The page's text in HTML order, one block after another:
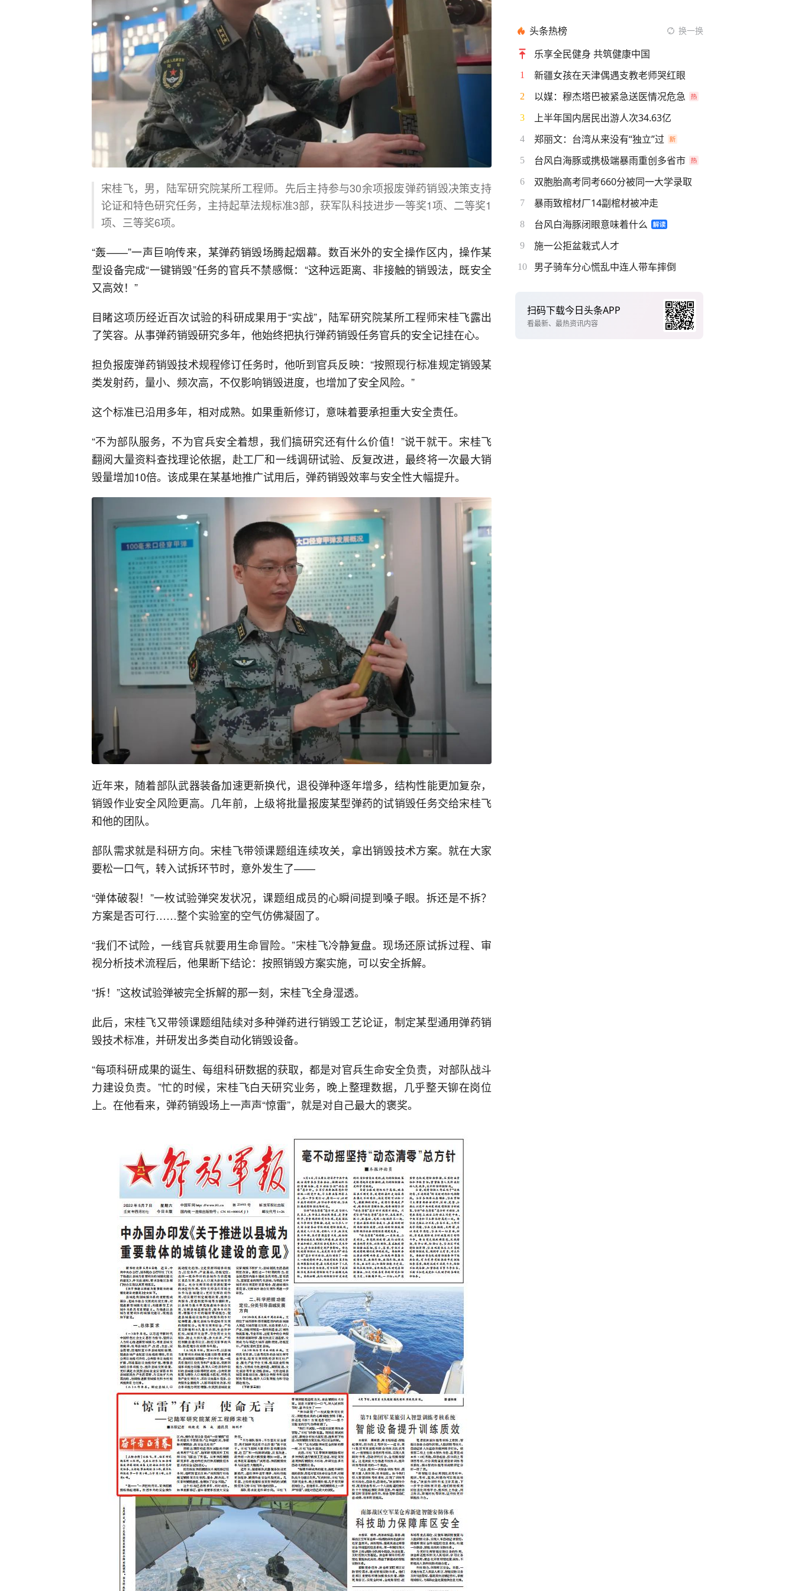
宋桂飞，男，陆军研究院某所工程师。先后主持参与30余项报废弹药销毁决策支持
论证和特色研究任务，主持起草法规标准3部，获军队科技进步一等奖1项、二等奖1
项、三等奖6项。
“轰——”一声巨响传来，某弹药销毁场腾起烟幕。数百米外的安全操作区内，操作某
型设备完成“一键销毁”任务的官兵不禁感慨：“这种远距离、非接触的销毁法，既安全
又高效！”
目睹这项历经近百次试验的科研成果用于“实战”，陆军研究院某所工程师宋桂飞露出
了笑容。从事弹药销毁研究多年，他始终把执行弹药销毁任务官兵的安全记挂在心。
担负报废弹药销毁技术规程修订任务时，他听到官兵反映：“按照现行标准规定销毁某
类发射药，量小、频次高，不仅影响销毁进度，也增加了安全风险。”
这个标准已沿用多年，相对成熟。如果重新修订，意味着要承担重大安全责任。
“不为部队服务，不为官兵安全着想，我们搞研究还有什么价值！”说干就干。宋桂飞
翻阅大量资料查找理论依据，赴工厂和一线调研试验、反复改进，最终将一次最大销
毁量增加10倍。该成果在某基地推广试用后，弹药销毁效率与安全性大幅提升。
近年来，随着部队武器装备加速更新换代，退役弹种逐年增多，结构性能更加复杂，
销毁作业安全风险更高。几年前，上级将批量报废某型弹药的试销毁任务交给宋桂飞
和他的团队。
部队需求就是科研方向。宋桂飞带领课题组连续攻关，拿出销毁技术方案。就在大家
要松一口气，转入试拆环节时，意外发生了——
“弹体破裂！”一枚试验弹突发状况，课题组成员的心瞬间提到嗓子眼。拆还是不拆？
方案是否可行……整个实验室的空气仿佛凝固了。
“我们不试险，一线官兵就要用生命冒险。”宋桂飞冷静复盘。现场还原试拆过程、审
视分析技术流程后，他果断下结论：按照销毁方案实施，可以安全拆解。
“拆！”这枚试验弹被完全拆解的那一刻，宋桂飞全身湿透。
此后，宋桂飞又带领课题组陆续对多种弹药进行销毁工艺论证，制定某型通用弹药销
毁技术标准，并研发出多类自动化销毁设备。
“每项科研成果的诞生、每组科研数据的获取，都是对官兵生命安全负责，对部队战斗
力建设负责。”忙的时候，宋桂飞白天研究业务，晚上整理数据，几乎整天铆在岗位
上。在他看来，弹药销毁场上一声声“惊雷”，就是对自己最大的褒奖。
头条热榜 换一换
乐享全民健身 共筑健康中国
1 新疆女孩在天津偶遇支教老师哭红眼
2 以媒：穆杰塔巴被紧急送医情况危急
3 上半年国内居民出游人次34.63亿
4 郑丽文：台湾从来没有“独立”过
5 台风白海豚或携极端暴雨重创多省市
6 双胞胎高考同考660分被同一大学录取
7 暴雨致棺材厂14副棺材被冲走
8 台风白海豚闭眼意味着什么
9 施一公拒盆栽式人才
10 男子骑车分心慌乱中连人带车摔倒
扫码下载今日头条APP
看最新、最热资讯内容